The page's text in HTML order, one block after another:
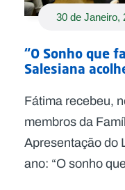
30 de Janeiro,
“O Sonho que
Salesiana
Fátima recebeu,
membros da
Apresentação do
ano: “O sonho